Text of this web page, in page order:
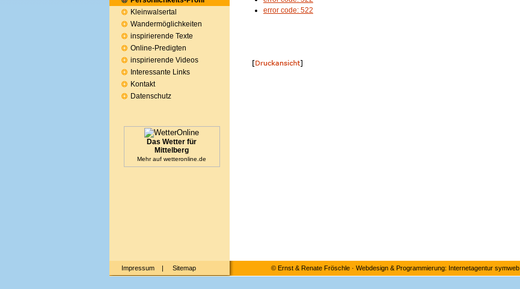
error code: 522
Kleinwalsertal
Wandermöglichkeiten
inspirierende Texte
Online-Predigten
inspirierende Videos
Interessante Links
Kontakt
Datenschutz
Das Wetter für
Mittelberg
Mehr auf wetteronline.de
Impressum | Sitemap © Ernst & Renate Fröschle· Webdesign & Programmierung: Internetagentur symweb